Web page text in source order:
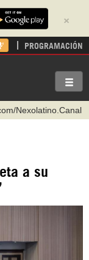
×
PROGRAMACIÓN
Nexolatino.Canal
hispantv
a su